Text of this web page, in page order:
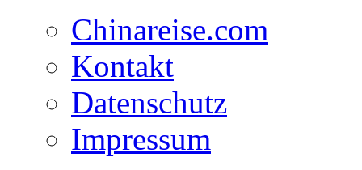
Chinareise.com
Kontakt
Datenschutz
Impressum